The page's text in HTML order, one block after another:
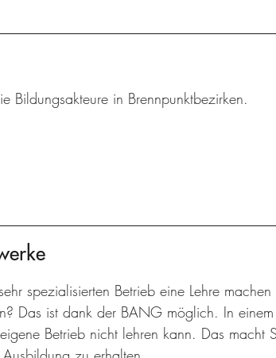
Bildungsakteure in Brennpunktbezirken.
spezialisierten Betrieb eine Lehre
Das ist dank der BANG möglich. In einem
Betrieb nicht lehren kann. Das macht